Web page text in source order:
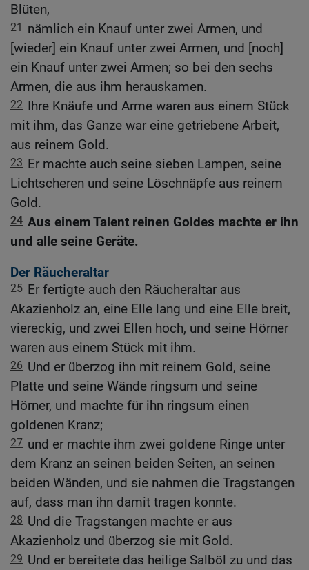
Blüten,
21 nämlich ein Knauf unter zwei Armen, und
[wieder] ein Knauf unter zwei Armen, und [noch]
ein Knauf unter zwei Armen; so bei den sechs
Armen, die aus ihm herauskamen.
22 Ihre Knäufe und Arme waren aus einem Stück
mit ihm, das Ganze war eine getriebene Arbeit,
aus reinem Gold.
23 Er machte auch seine sieben Lampen, seine
Lichtscheren und seine Löschnäpfe aus reinem
Gold.
24 Aus einem Talent reinen Goldes machte er ihn
und alle seine Geräte.
Der Räucheraltar
25 Er fertigte auch den Räucheraltar aus
Akazienholz an, eine Elle lang und eine Elle breit,
viereckig, und zwei Ellen hoch, und seine Hörner
waren aus einem Stück mit ihm.
26 Und er überzog ihn mit reinem Gold, seine
Platte und seine Wände ringsum und seine
Hörner, und machte für ihn ringsum einen
goldenen Kranz;
27 und er machte ihm zwei goldene Ringe unter
dem Kranz an seinen beiden Seiten, an seinen
beiden Wänden, und sie nahmen die Tragstangen
auf, dass man ihn damit tragen konnte.
28 Und die Tragstangen machte er aus
Akazienholz und überzog sie mit Gold.
29 Und er bereitete das heilige Salböl zu und das